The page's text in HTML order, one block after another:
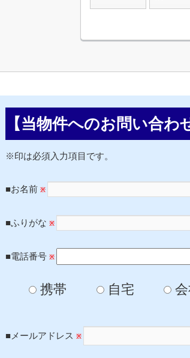
【当物件へのお問い合わ
※印は必須入力項目です。
■お名前 ※
■ふりがな ※
■電話番号 ※
携帯 自宅
■メールアドレス ※